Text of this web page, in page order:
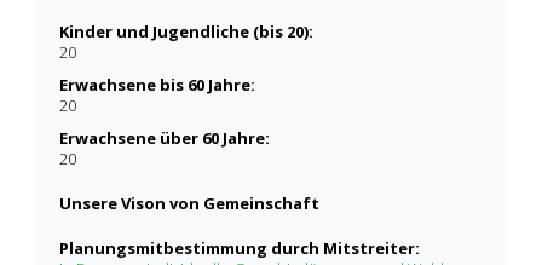
Kinder und Jugendliche (bis 20):
20
Erwachsene bis 60 Jahre:
20
Erwachsene über 60 Jahre:
20
Unsere Vison von Gemeinschaft
Planungsmitbestimmung durch Mitstreiter: